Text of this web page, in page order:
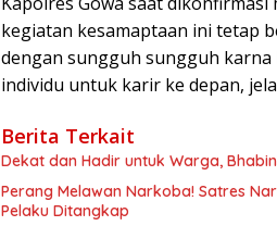
kegiatan kesamaptaan ini tetap
dengan sungguh sungguh
individu untuk karir ke depan,
Berita Terkait
Dekat dan Hadir untuk Warga,
Perang Melawan Narkoba! Satres
Pelaku Ditangkap